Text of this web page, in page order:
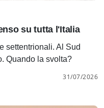
su tutta l'Italia
settentrionali. Al Sud
Quando la svolta?
31/07/2026